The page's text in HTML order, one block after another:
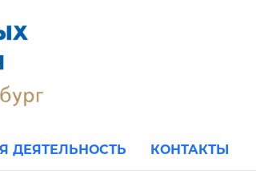
ДЕЯТЕЛЬНОСТЬ КОНТАКТЫ